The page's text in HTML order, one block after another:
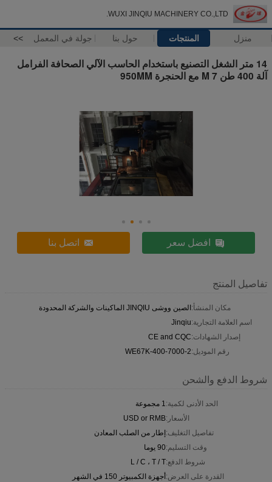
WUXI JINQIU MACHINERY CO.,LTD.
منزل المنتجات حول بنا جولة في المعمل >>
14 متر الشغل التصنيع باستخدام الحاسب الآلي الصحافة الفرامل
آلة 400 طن 7 M مع الحنجرة 950MM
افضل سعر اتصل بنا
تفاصيل المنتج
مكان المنشأ:الصين ووشى JINQIU الماكينات والشركة المحدودة
اسم العلامة التجارية:Jinqiu
إصدار الشهادات:CE and CQC
رقم الموديل:2-WE67K-400-7000
شروط الدفع والشحن
الحد الأدنى لكمية:1 مجموعة
الأسعار:USD or RMB
تفاصيل التغليف:إطار من الصلب المعادن
وقت التسليم:90 يوما
شروط الدفع:L / C ، T / T
القدرة على العرض:أجهزة الكمبيوتر 150 في الشهر